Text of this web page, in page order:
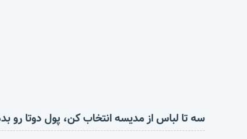
سه تا لباس از مدیسه انتخاب کن، پول دوتا رو